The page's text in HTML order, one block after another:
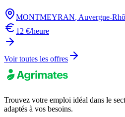
MONTMEYRAN, Auvergne-
12 €/heure
Voir toutes les offres
Trouvez votre emploi idéal dans le
adaptés à vos besoins.